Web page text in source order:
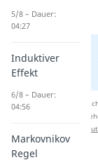
Nach Beantwortung
Studyflix zu verbessern.
5/8 – Dauer:
04:27
Induktiver
Effekt
6/8 – Dauer:
04:56
Markovnikov
Regel